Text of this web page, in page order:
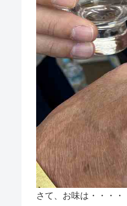
さて、お味は・・・・